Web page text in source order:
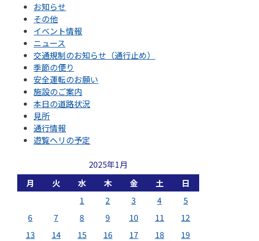
お知らせ
その他
イベント情報
ニュース
交通規制のお知らせ（通行止め）
季節の便り
安全運転のお願い
施設のご案内
本日の道路状況
見所
通行情報
遊覧ヘリの予定
2025年1月
月
火 水 木 金 土
日
1
2 3 4
5
6
7 8 9 10 11
12
13
14 15 16 17 18
19